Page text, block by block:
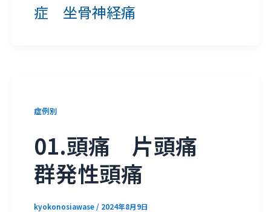
症 坐骨神経痛
症例別
01.頭痛 片頭痛
群発性頭痛
kyokonosiawase / 2024年8月9日